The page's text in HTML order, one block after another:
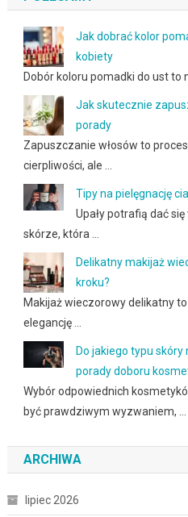
Jak dobrać kolor
kobiety
Dobór koloru pomadki do ust to
Jak skutecznie
porady
Zapuszczanie włosów to
cierpliwości, ale …
Tipy na pielęgnację
Upały potrafią dać
skórze, która …
Delikatny makijaż
kroku?
Makijaż wieczorowy delikatny
elegancję …
Do jakiego typu
porady doboru
Wybór odpowiednich
być prawdziwym wyzwaniem, …
ARCHIWA
lipiec 2026